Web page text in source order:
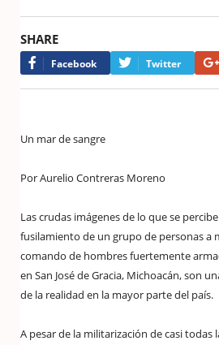
SHARE
Facebook Twitter
Un mar de sangre
Por Aurelio Contreras Moreno
Las crudas imágenes de lo que se
fusilamiento de un grupo de personas a
comando de hombres fuertemente
en San José de Gracia, Michoacán, son
de la realidad en la mayor parte del país.
A pesar de la militarización de casi todas